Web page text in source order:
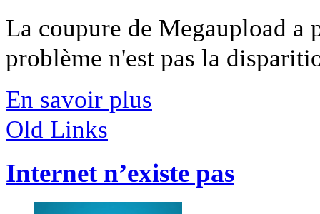
La coupure de Megaupload a
problème n'est pas la
En savoir plus
Old Links
Internet n’existe pas